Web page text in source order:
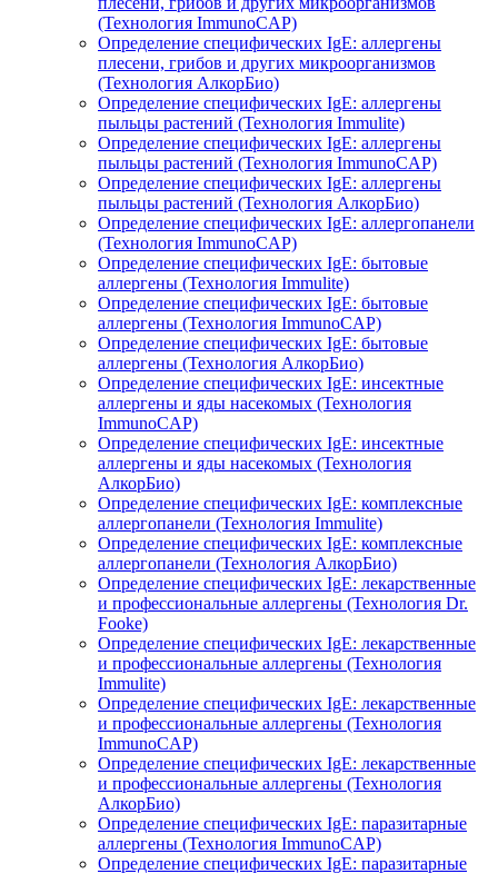
(Технология ImmunoCAP)
Определение специфических IgE: аллергены
плесени, грибов и других микроорганизмов
(Технология АлкорБио)
Определение специфических IgE: аллергены
пыльцы растений (Технология Immulite)
Определение специфических IgE: аллергены
пыльцы растений (Технология ImmunoCAP)
Определение специфических IgE: аллергены
пыльцы растений (Технология АлкорБио)
Определение специфических IgE: аллергопанели
(Технология ImmunoCAP)
Определение специфических IgE: бытовые
аллергены (Технология Immulite)
Определение специфических IgE: бытовые
аллергены (Технология ImmunoCAP)
Определение специфических IgE: бытовые
аллергены (Технология АлкорБио)
Определение специфических IgE: инсектные
аллергены и яды насекомых (Технология
ImmunoCAP)
Определение специфических IgE: инсектные
аллергены и яды насекомых (Технология
АлкорБио)
Определение специфических IgE: комплексные
аллергопанели (Технология Immulite)
Определение специфических IgE: комплексные
аллергопанели (Технология АлкорБио)
Определение специфических IgE: лекарственные
и профессиональные аллергены (Технология Dr.
Fooke)
Определение специфических IgE: лекарственные
и профессиональные аллергены (Технология
Immulite)
Определение специфических IgE: лекарственные
и профессиональные аллергены (Технология
ImmunoCAP)
Определение специфических IgE: лекарственные
и профессиональные аллергены (Технология
АлкорБио)
Определение специфических IgE: паразитарные
аллергены (Технология ImmunoCAP)
Определение специфических IgE: паразитарные